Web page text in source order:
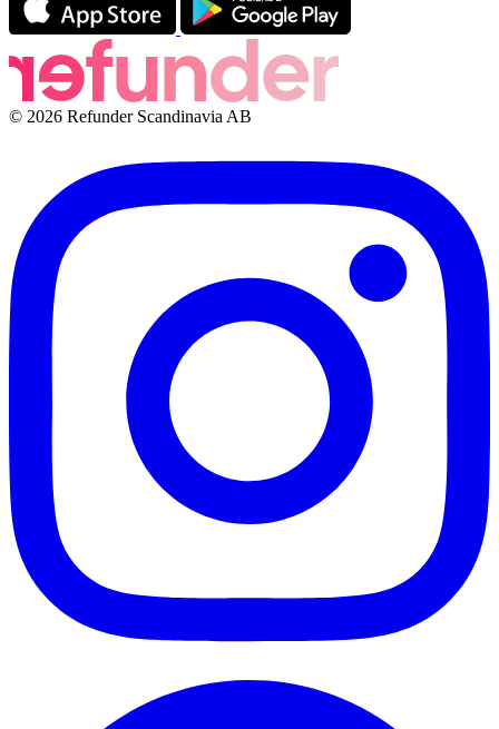
© 2026 Refunder Scandinavia AB